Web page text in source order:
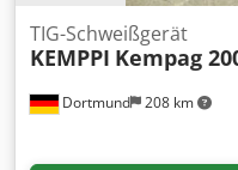
Dortmund 208 km
TIG-Schweißgerät
KEMPPI Kempag